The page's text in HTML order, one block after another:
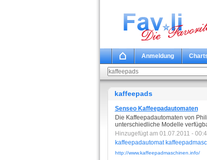
Anmeldung
kaffeepads
Senseo Kaffeepadautomaten
Die Kaffeepadautomaten von
unterschiedliche Modelle
Hinzugefügt am 01.07.2011 -
kaffeepadautomat
http://www.kaffeepadmaschinen.info/